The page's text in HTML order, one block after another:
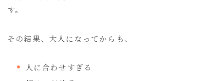
す。
その結果、大人になってからも、
人に合わせすぎる